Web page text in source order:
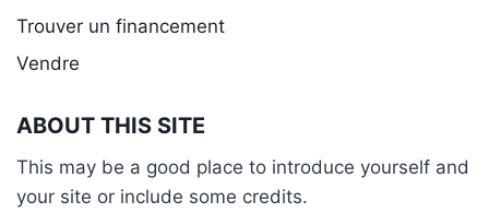
Trouver un financement
Vendre
ABOUT THIS SITE
This may be a good place to introduce yourself and
your site or include some credits.